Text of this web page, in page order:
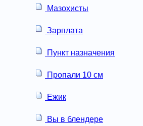
Мазохисты
Зарплата
Пункт назначения
Пропали 10 см
Ежик
Вы в блендере